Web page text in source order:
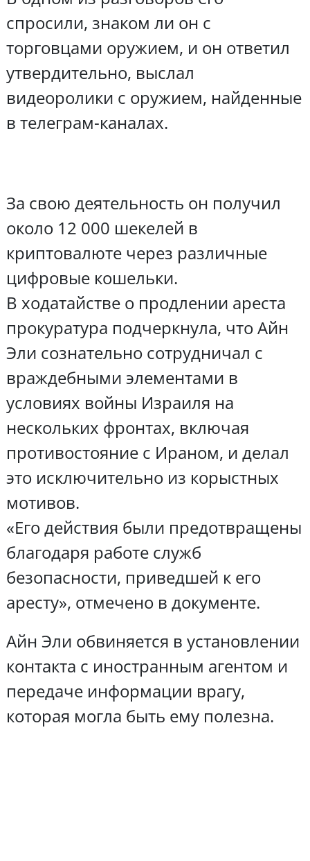
спросили, знаком ли он с
торговцами оружием, и он ответил
утвердительно, выслал
видеоролики с оружием, найденные
в телеграм-каналах.
За свою деятельность он получил
около 12 000 шекелей в
криптовалюте через различные
цифровые кошельки.
В ходатайстве о продлении ареста
прокуратура подчеркнула, что Айн
Эли сознательно сотрудничал с
враждебными элементами в
условиях войны Израиля на
нескольких фронтах, включая
противостояние с Ираном, и делал
это исключительно из корыстных
мотивов.
«Его действия были предотвращены
благодаря работе служб
безопасности, приведшей к его
аресту», отмечено в документе.
Айн Эли обвиняется в установлении
контакта с иностранным агентом и
передаче информации врагу,
которая могла быть ему полезна.